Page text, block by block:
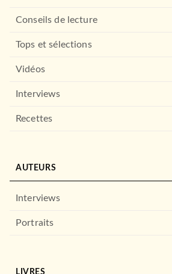
Conseils de lecture
Tops et sélections
Vidéos
Interviews
Recettes
AUTEURS
Interviews
Portraits
LIVRES